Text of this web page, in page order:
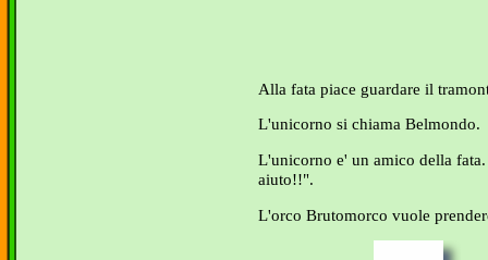
Alla fata piace guardare il
L'unicorno si chiama Belmondo.
L'unicorno e' un amico della
aiuto!!".
L'orco Brutomorco vuole